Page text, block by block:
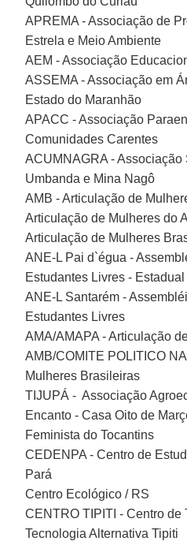
APREMA - Associação de
Estrela e Meio Ambiente
AEM - Associação
ASSEMA - Associação em
Estado do Maranhão
APACC - Associação
Comunidades Carentes
ACUMNAGRA - Associação
Umbanda e Mina Nagô
AMB - Articulação de
Articulação de Mulheres do
Articulação de Mulheres
ANE-L Pai d`égua -
Estudantes Livres - Estadual
ANE-L Santarém -
Estudantes Livres
AMA/AMAPA - Articulação
AMB/COMITE POLITICO
Mulheres Brasileiras
TIJUPÁ - Associação
Encanto - Casa Oito de
Feminista do Tocantins
CEDENPA - Centro de
Pará
Centro Ecológico / RS
CENTRO TIPITI - Centro de
Tecnologia Alternativa Tipiti